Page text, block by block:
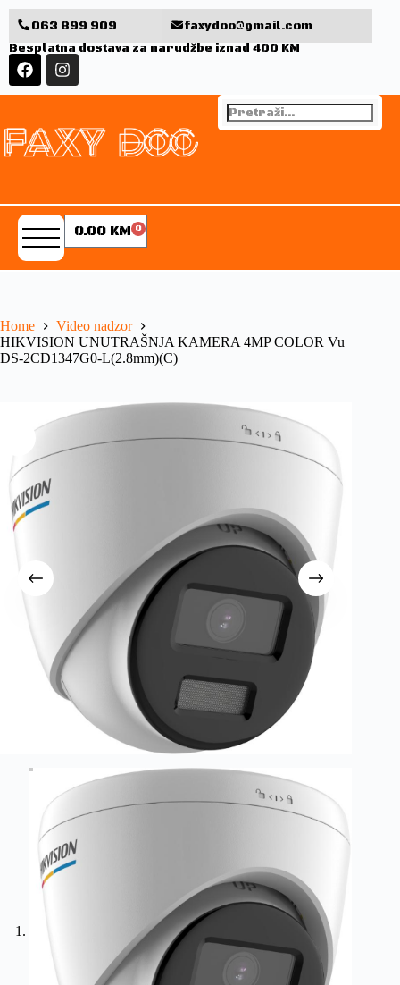
063 899 909
faxydoo@gmail.com
Besplatna dostava za narudžbe iznad 400 KM
0.00 KM 0
Home
Video nadzor
HIKVISION UNUTRAŠNJA KAMERA 4MP COLOR Vu
DS-2CD1347G0-L(2.8mm)(C)